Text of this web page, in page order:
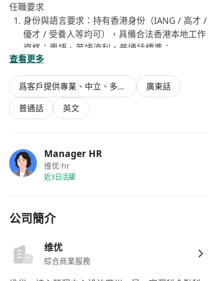
任職要求
身份與語言要求：持有香港身份（IANG / 高才 /
優才 / 受養人等均可），具備合法香港本地工作
資格；粵語、英語流利，普通話標準；
專業與經驗要求：本科及以上學歷，5 年以上證
券從業經驗，具備港美股及海外衍生品操盤經
驗，擁有成熟穩定的盈利交易體系；
投教與 IP 能力要求：有影片上鏡經驗，精通股
票分析方法與技術指標，可獨立撰稿輸出投教內
優先條件：有專屬研究賽道或技術指標專長者優
先，有成熟投教 IP 打造經驗者優先；
綜合素質要求：自負負責、抗壓能力強，熱愛金
我們提供
正規僱傭保障：簽訂正式僱員合約，享受香港本
極具競爭力的薪酬體系：固定底薪（保障穩定收
入）+ 績效獎金 + 業務轉化提成，薪資面議，收
查看更多
爲客戶提供專業、中立、多樣化的投資理財諮詢/策劃服務
廣東話
普通話
英文
Manager HR
维优·hr
近3日活躍
公司簡介
维优
綜合商業服務